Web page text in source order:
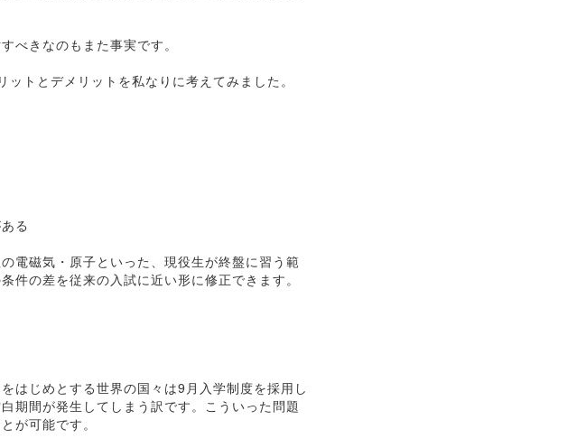
べきなのもまた事実です。
トとデメリットを私なりに考えてみました。
る
電磁気・原子といった、現役生が終盤に習う範
件の差を従来の入試に近い形に修正できます。
はじめとする世界の国々は9月入学制度を採用し
期間が発生してしまう訳です。こういった問題
が可能です。